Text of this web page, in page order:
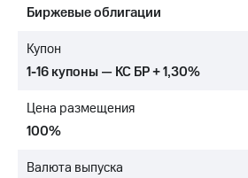
Достижения
Интервью
отчетность
Биржевые облигации
Купон
1-16 купоны — КС БР + 1,30%
Цена размещения
100%
Валюта выпуска